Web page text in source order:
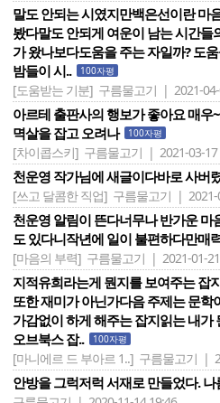
말도 안되는 시였지만백은선이란 마
봤다말도 안되게 여운이 남는 시간
가 왔나보다도움을 주는 자일까? 도
밤들이 시..
100자평
[도움받는 기분] 구름물고기 | 2021-04-
아르테 출판사의 행보가 좋아요 매
멱살을 잡고 오려나
100자평
[차이콥스키] 구름물고기 | 2021-03-17
천운영 작가님에 새글이다바로 사버
[쓰고 달콤한 직업] 구름물고기 | 2021-
천운영 알림이 뜬다너무나 반가운
도 있다니작년에 일이 불편하다만매
[마음의 부력] 구름물고기 | 2021-01-
지적유희라는게 뭔지를 보여주는 잡
또한 재미가 아닌가다음 주제는 문
가감없이 하게 해주는 잡지읽는 내
오브북스 잡..
100자평
[마니에르 드 부아르 1..] 구름물고기 |
안방을 그럭저럭 서재로 만들었다. 나